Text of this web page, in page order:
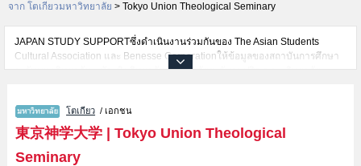
จาก โตเกียวมหาวิทยาลัย > Tokyo Union Theological Seminary
JAPAN STUDY SUPPORTซึ่งดำเนินงานร่วมกันของ The Asian Students
Cultural Association และ Benesse Corporationให้ข้อมูลของสถาบันการศึกษา
ระดับมหาวิทยาลัย・บัณฑิตวิทยาลัย・วิทยาลัยระดับอนุปริญญา・วิทยาลัย
สำหรับนักศึกษาต่างชาติเช่นข้อมูลของแต่ละคณะ,ข้อมูลการสอบคัดเลือกเข้า
ศึกษาเช่นจำนวนคนที่รับสมัครหรือจำนวนคนที่ผ่านการสอบคัดเลือก
เป็นต้น,แนะนำสถานที่,การเดินทางเป็นต้นไว้ด้วยดังนั้นขอเชิญใช้บริการค้นหา
ข้อมูลตามอัธยาศัย
โตเกียว / เอกชน
東京神学大学| Tokyo Union Theological
Seminary